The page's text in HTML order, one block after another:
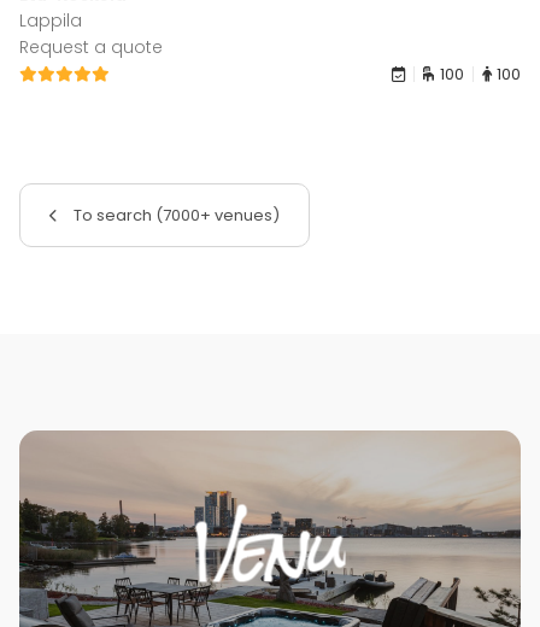
Lappila
Request a quote
100 100
To search (7000+ venues)